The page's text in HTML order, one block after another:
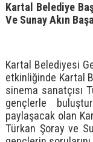
Kartal Belediye
Ve Sunay Akın
Kartal Belediyesi
etkinliğinde Kartal
sinema sanatçısı
gençlerle
paylaşacak olan
Türkan Şoray ve